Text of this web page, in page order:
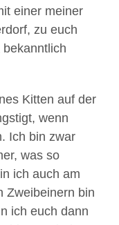
einer meiner
zu euch
Kitten auf der
wenn
Ich bin zwar
was so
ich auch am
Zweibeinern bin
ich euch dann